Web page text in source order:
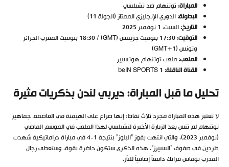
المباراة:توتنهام ضد تشيلسي
البطولة:الدوري الإنجليزي الممتاز (الجولة 11)
التاريخ:السبت، 1 نوفمبر 2025
التوقيت:
17:30 بتوقيت جرينتش (GMT) / 18:30 بتوقيت المغرب الجزائر
وتونس (GMT+1)
الملعب:ملعب توتنهام هوتسبير
القناة الناقلة:
تحليل ما قبل المباراة: ديربي لندن بذكريات مثيرة
لا تعتبر هذه المباراة مجرد ثلاث نقاط؛ إنها صراع على الهيمنة في العاصمة. جماهير
توتنهام لم تنس بعد الزيارة الأخيرة لتشيلسي لهذا الملعب في الموسم الماضي
(نوفمبر 2023)، والتي انتهت بفوز “البلوز” بنتيجة 1-4 في مباراة دراماتيكية شهدت
طردين في صفوف “السبيرز”. هذه الذكرى ستكون حاضرة بقوة، وستعطي رجال
المدرب توماس فرانك دافعاً إضافياً للثأر.